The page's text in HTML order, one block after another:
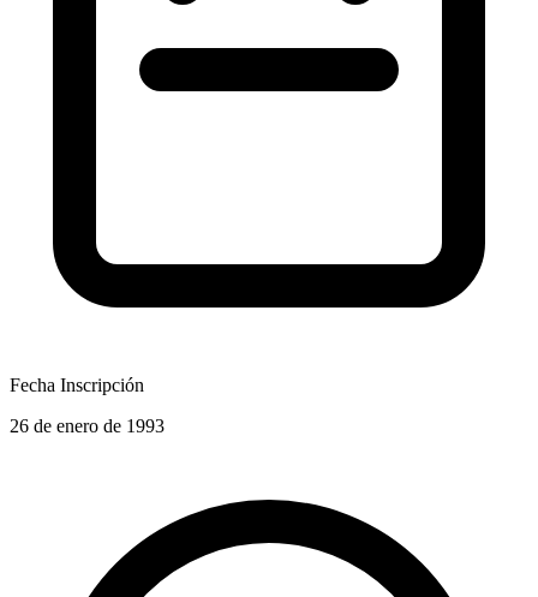
Fecha Inscripción
26 de enero de 1993